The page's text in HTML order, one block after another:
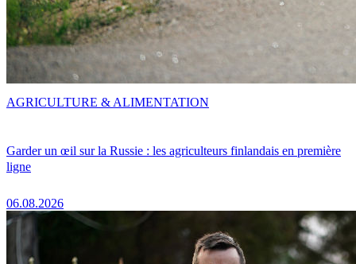
Garder un œil sur la Russie : les agriculteurs finlandais en première
ligne
06.08.2026
AGRICULTURE & ALIMENTATION